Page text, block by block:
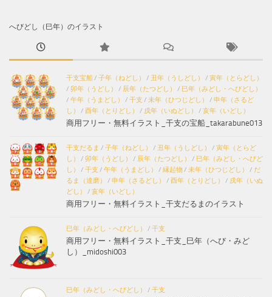
へびどし（巳年）のイラスト
干支宝船/ 子年（ねどし） / 丑年（うしどし） / 寅年（とらどし）
/ 卯年（うどし） / 辰年（たつどし） / 巳年（みどし・へびどし）
/ 午年（うまどし） / 干支 / 未年（ひつじどし） / 申年（さるど
し）
/ 酉年（とりどし） / 戌年（いぬどし） / 亥年（いどし）
商用フリー・無料イラスト_干支の宝船_takarabune013
干支だるま / 子年（ねどし） / 丑年（うしどし） / 寅年（とらど
し）
/ 卯年（うどし） / 辰年（たつどし） / 巳年（みどし・へびど
し）
/ 干支 / 午年（うまどし） / 縁起物/ 未年（ひつじどし） / だ
るま（達磨）
/ 申年（さるどし） / 酉年（とりどし） / 戌年（いぬ
どし）
/ 亥年（いどし）
商用フリー・無料イラスト_干支だるまのイラスト
巳年（みどし・へびどし） / 干支
商用フリー・無料イラスト_干支_巳年（へび・みど
し）_midoshi003
巳年（みどし・へびどし） / 干支